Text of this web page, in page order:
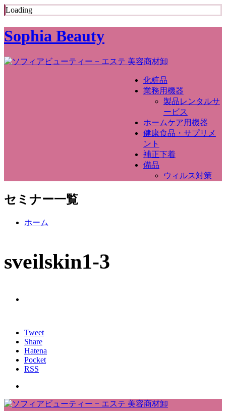
Loading
Sophia Beauty
化粧品
業務用機器
製品レンタルサ
ービス
ホームケア用機器
健康食品・サプリメ
ント
補正下着
備品
ウィルス対策
セミナー一覧
ホーム
sveilskin1-3
Tweet
Share
Hatena
Pocket
RSS